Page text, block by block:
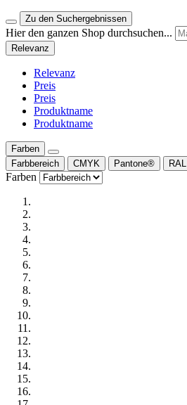
Zu den Suchergebnissen
Hier den ganzen Shop durchsuchen...
Relevanz
Relevanz
Preis
Preis
Produktname
Produktname
Farben
Farbbereich
CMYK Pantone® RAL
Farben